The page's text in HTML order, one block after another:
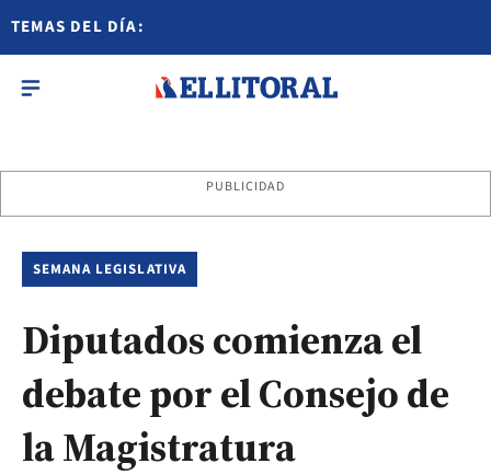
TEMAS DEL DÍA:
PUBLICIDAD
SEMANA LEGISLATIVA
Diputados comienza el
debate por el Consejo de
la Magistratura